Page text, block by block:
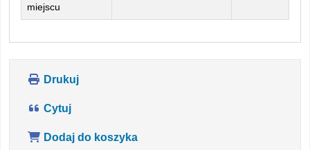
miejscu
Drukuj
Cytuj
Dodaj do koszyka